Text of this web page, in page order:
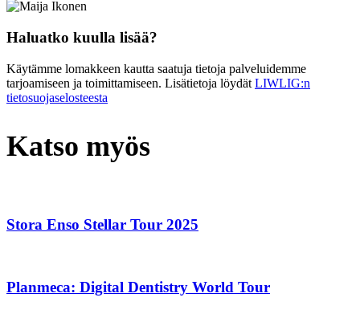
Haluatko kuulla lisää?
Käytämme lomakkeen kautta saatuja tietoja palveluidemme
tarjoamiseen ja toimittamiseen. Lisätietoja löydät LIWLIG:n
tietosuojaselosteesta
Katso myös
Stora Enso Stellar Tour 2025
Planmeca: Digital Dentistry World Tour